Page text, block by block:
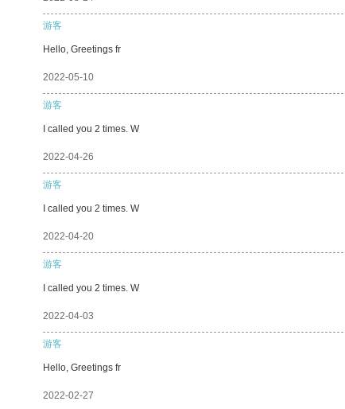
游客
Hello, Greetings fr
2022-05-10
游客
I called you 2 times. W
2022-04-26
游客
I called you 2 times. W
2022-04-20
游客
I called you 2 times. W
2022-04-03
游客
Hello, Greetings fr
2022-02-27